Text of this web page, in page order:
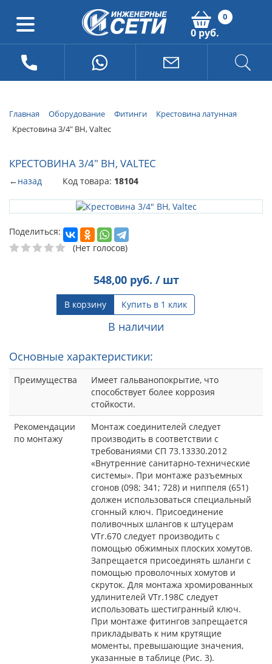
0
0 руб.
Главная Оборудование Фитинги
Крестовина латунная
Крестовина 3/4" ВН, Valtec
КРЕСТОВИНА 3/4" ВН, VALTEC
←назад Код товара: 18104
Поделиться:
(Нет голосов)
548,00руб. / шт
В корзину Купить в 1 клик
В наличии
Основные характеристики:
Преимущества
Имеет гальванопокрытие, что
способствует более коррозия
стойкости.
Рекомендации
по монтажу
Монтаж соединителей следует
производить в соответствии с
требованиями СП 73.13330.2012
«Внутренние санитарно-технические
системы». При монтаже разъемных
сгонов (098; 341; 728) и ниппеля (651)
должен использоваться специальный
сгонный ключ. Присоединение
поливочных шлангов к штуцерам
VTr.670 следует производить с
помощью обжимных плоских хомутов.
Запрещается присоединять шланги с
помощью проволочных хомутов и
скруток. Для монтажа хромированных
удлинителей VTr.198C следует
использовать шестигранный ключ.
При монтаже фитингов запрещается
прикладывать к ним крутящие
моменты, превышающие значения,
указанные в таблице (Рис. 3).